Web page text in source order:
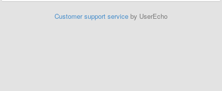
Customer support service by UserEcho